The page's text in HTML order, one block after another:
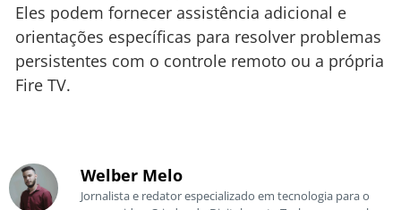
Eles podem fornecer assistência adicional e
orientações específicas para resolver problemas
persistentes com o controle remoto ou a própria
Fire TV.
Welber Melo
Jornalista e redator especializado em tecnologia para o